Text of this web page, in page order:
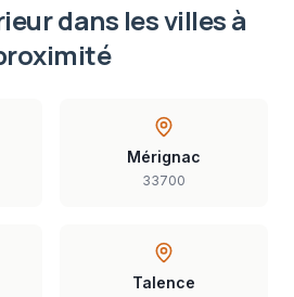
dans les villes à
Mérignac
33700
Talence